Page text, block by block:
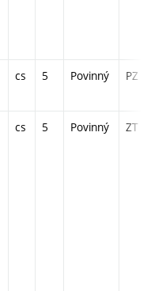
cs 5 Povinný PZ
cs 5 Povinný ZT